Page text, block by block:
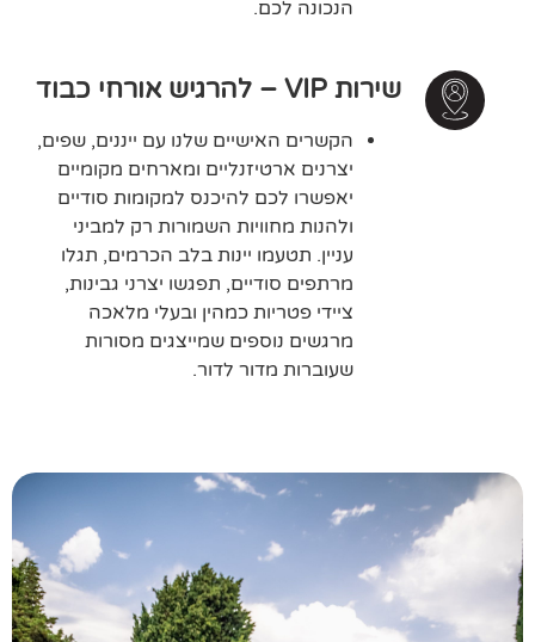
הנכונה לכם.
שירות VIP – להרגיש אורחי כבוד
הקשרים האישיים שלנו עם ייננים, שפים,
יצרנים ארטיזנליים ומארחים מקומיים
יאפשרו לכם להיכנס למקומות סודיים
ולהנות מחוויות השמורות רק למביני
עניין. תטעמו יינות בלב הכרמים, תגלו
מרתפים סודיים, תפגשו יצרני גבינות,
ציידי פטריות כמהין ובעלי מלאכה
מרגשים נוספים שמייצגים מסורות
שעוברות מדור לדור.